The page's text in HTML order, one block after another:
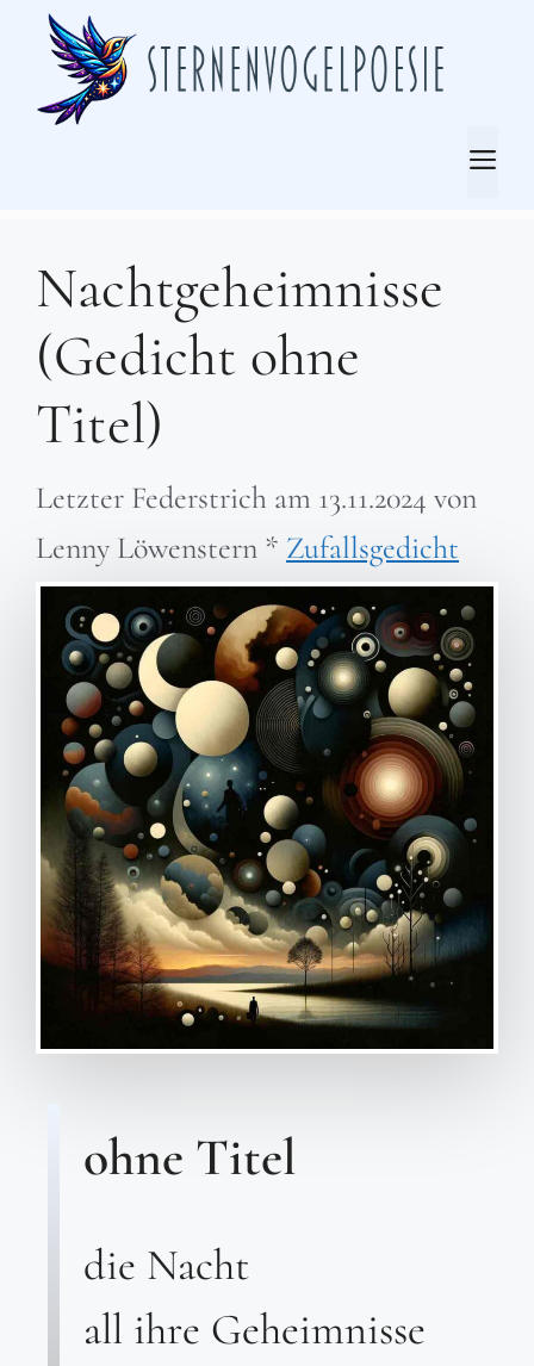
Zum
Inhalt
springen
Nachtgeheimnisse
(Gedicht ohne
Titel)
Letzter Federstrich am 13.11.2024 von
Lenny Löwenstern * Zufallsgedicht
ohne Titel
die Nacht
all ihre Geheimnisse